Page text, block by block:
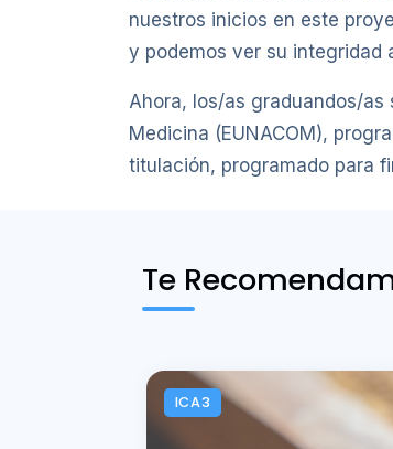
nuestros inicios en este
y podemos ver su integridad
Ahora, los/as graduandos/as
Medicina (EUNACOM),
titulación, programado para
Te
ICA3